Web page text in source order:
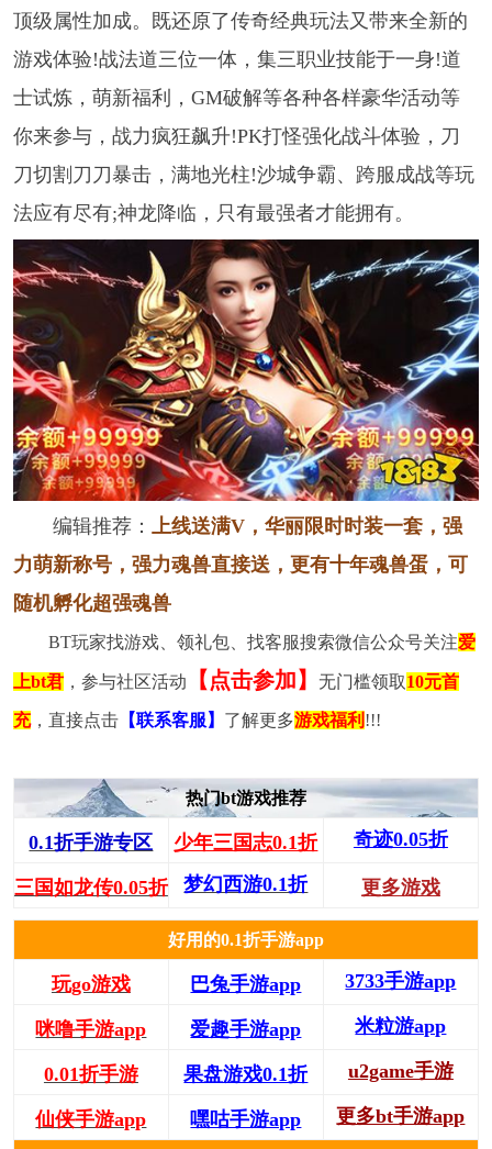
顶级属性加成。既还原了传奇经典玩法又带来全新的
游戏体验!战法道三位一体，集三职业技能于一身!道
士试炼，萌新福利，GM破解等各种各样豪华活动等
你来参与，战力疯狂飙升!PK打怪强化战斗体验，刀
刀切割刀刀暴击，满地光柱!沙城争霸、跨服成战等玩
法应有尽有;神龙降临，只有最强者才能拥有。
编辑推荐： 上线送满V，华丽限时时装一套，强
力萌新称号，强力魂兽直接送，更有十年魂兽蛋，可
随机孵化超强魂兽
BT玩家找游戏、领礼包、找客服搜索微信公众号关注爱
上bt君，参与社区活动 【点击参加】 无门槛领取10元首
充，直接点击【联系客服】 了解更多游戏福利 !!!
热门bt游戏推荐
0.1折手游专区 少年三国志0.1折 奇迹0.05折
三国如龙传0.05折 梦幻西游0.1折 更多游戏
好用的0.1折手游app
玩go游戏 巴兔手游app 3733手游app
咪噜手游app 爱趣手游app 米粒游app
0.01折手游 果盘游戏0.1折 u2game手游
仙侠手游app 嘿咕手游app 更多bt手游app